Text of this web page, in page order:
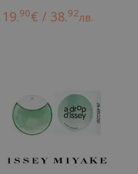
19.90€ / 38.92лв.